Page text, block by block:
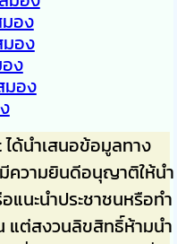
อง
อง
ง
มอง
ด้นำเสนอข้อมูลทาง
ความยินดีอนุญาติให้นำ
แนะนำประชาชนหรือทำ
แต่สงวนลิขสิทธิ์ห้ามนำ